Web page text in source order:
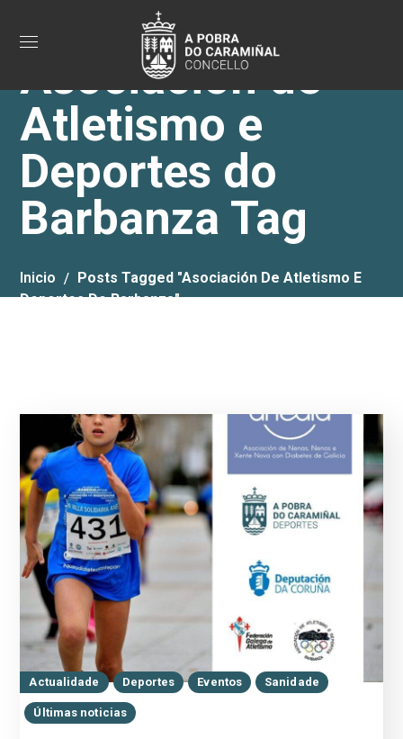
Asociación de
Atletismo e
Deportes do
Barbanza Tag
Inicio
Posts Tagged "Asociación De Atletismo E
Deportes Do Barbanza"
Actualidade Deportes Eventos Sanidade
Últimas noticias